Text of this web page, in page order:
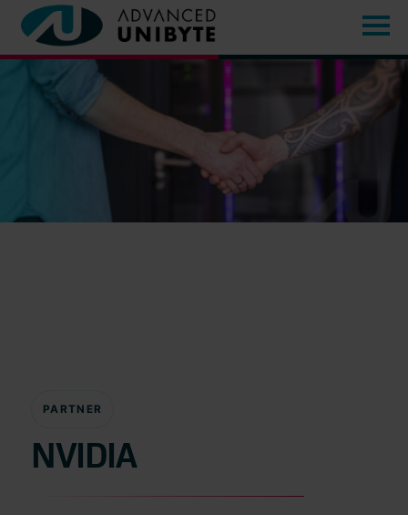
PARTNER
NVIDIA